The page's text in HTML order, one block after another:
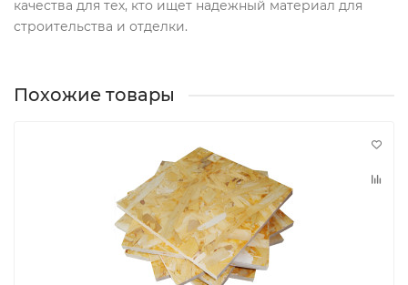
качества для тех, кто ищет надежный материал для
строительства и отделки.
Похожие товары